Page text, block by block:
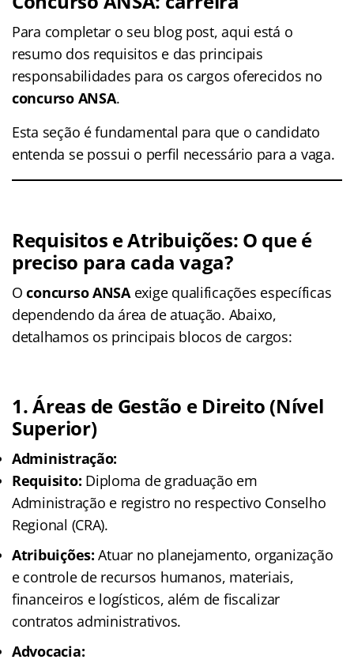
Para completar o seu blog post, aqui está o
resumo dos requisitos e das principais
responsabilidades para os cargos oferecidos no
concurso ANSA.
Esta seção é fundamental para que o candidato
entenda se possui o perfil necessário para a vaga.
Requisitos e Atribuições: O que é
preciso para cada vaga?
Oconcurso ANSAexige qualificações específicas
dependendo da área de atuação. Abaixo,
detalhamos os principais blocos de cargos:
1. Áreas de Gestão e Direito (Nível
Superior)
Administração:
Requisito: Diploma de graduação em
Administração e registro no respectivo Conselho
Regional (CRA).
Atribuições: Atuar no planejamento, organização
e controle de recursos humanos, materiais,
financeiros e logísticos, além de fiscalizar
contratos administrativos.
Advocacia: